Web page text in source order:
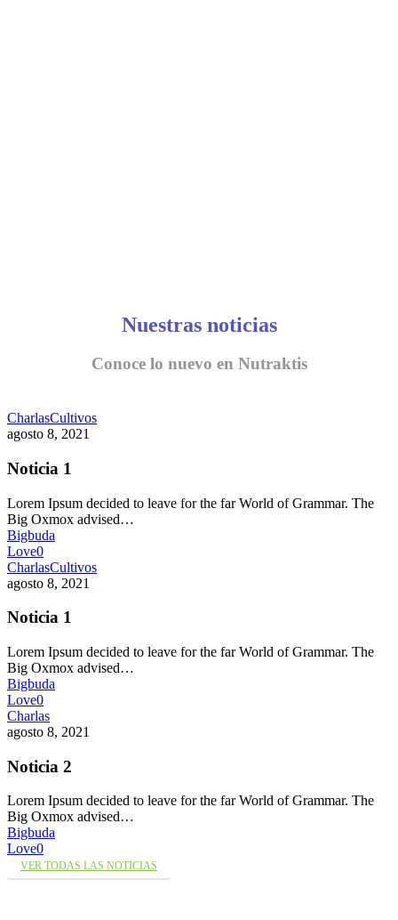
Nuestras noticias
Conoce lo nuevo en Nutraktis
CharlasCultivos
agosto 8, 2021
Noticia 1
Lorem Ipsum decided to leave for the far World of Grammar. The
Big Oxmox advised…
Bigbuda
Love0
CharlasCultivos
agosto 8, 2021
Noticia 1
Lorem Ipsum decided to leave for the far World of Grammar. The
Big Oxmox advised…
Bigbuda
Love0
Charlas
agosto 8, 2021
Noticia 2
Lorem Ipsum decided to leave for the far World of Grammar. The
Big Oxmox advised…
Bigbuda
Love0
VER TODAS LAS NOTICIAS